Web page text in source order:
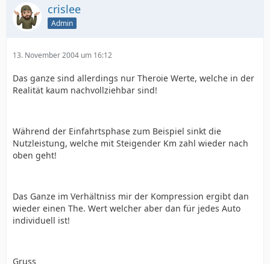
crislee
Admin
13. November 2004 um 16:12
Das ganze sind allerdings nur Theroie Werte, welche in der
Realität kaum nachvollziehbar sind!
Während der Einfahrtsphase zum Beispiel sinkt die
Nutzleistung, welche mit Steigender Km zahl wieder nach
oben geht!
Das Ganze im Verhältniss mir der Kompression ergibt dan
wieder einen The. Wert welcher aber dan für jedes Auto
individuell ist!
Gruss